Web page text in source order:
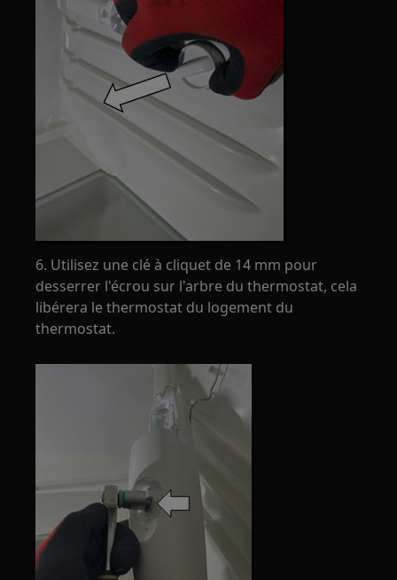
6. Utilisez une clé à cliquet de 14 mm pour
desserrer l'écrou sur l'arbre du thermostat, cela
libérera le thermostat du logement du
thermostat.